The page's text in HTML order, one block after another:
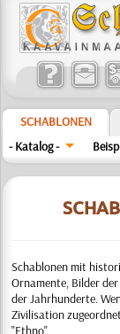
SCHABLONEN
- Katalog -
Schablonen mit
Ornamente, Bilder
der Jahrhunderte.
Zivilisation
"Ethno".